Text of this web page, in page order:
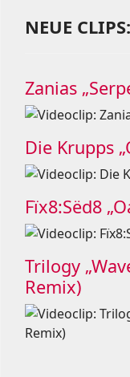
NEUE CLIPS:
Zanias
Die Krupps
Fïx8:Sëd8
Trilogy
Remix)